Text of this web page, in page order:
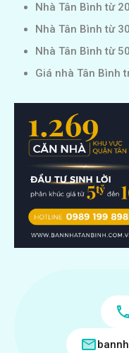
Nhà Tân Bình từ
Nhà Tân Bình từ
Nhà Tân Bình từ
Giá nhà Tân Bình